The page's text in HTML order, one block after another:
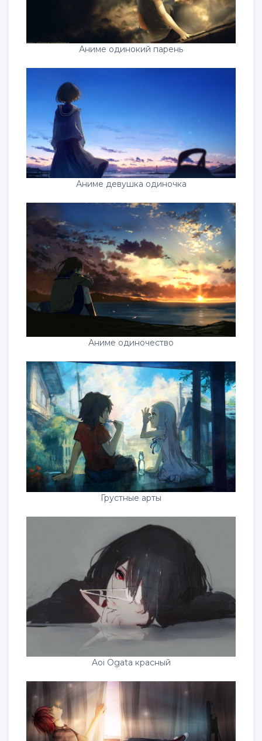
Аниме одинокий парень
Аниме девушка одиночка
Аниме одиночество
Грустные арты
Aoi Ogata красный